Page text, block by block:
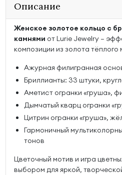
Описание
Женское золотое кольцо с
камнями от Lurie Jewelry —
композиции из золота тёплого
Ажурная филигранная
Бриллианты: 33 штуки,
Аметист огранки «груша»,
Дымчатый кварц огранки
Цитрин огранки «груша»,
Гармоничный
тонов
Цветочный мотив и игра
выбором для яркой,